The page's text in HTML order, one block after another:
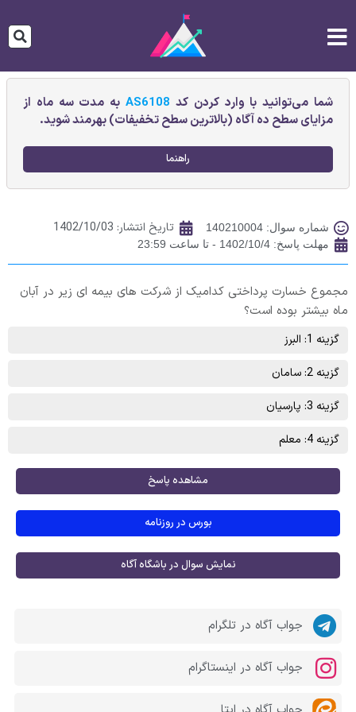
شما می‌توانید با وارد کردن کد AS6108به مدت سه ماه از
مزایای سطح ده آگاه (بالاترین سطح تخفیفات) بهرمند شوید.
راهنما
شماره سوال: 140210004 تاریخ انتشار: 1402/10/03
مهلت پاسخ: 1402/10/4 - تا ساعت 23:59
مجموع خسارت پرداختی کدامیک از شرکت های بیمه ای زیر در آبان
ماه بیشتر بوده است؟
گزینه 1: البرز
گزینه 2: سامان
گزینه 3: پارسیان
گزینه 4: معلم
مشاهده پاسخ
بورس در روزنامه
نمایش سوال در باشگاه آگاه
جواب آگاه در تلگرام
جواب آگاه در اینستاگرام